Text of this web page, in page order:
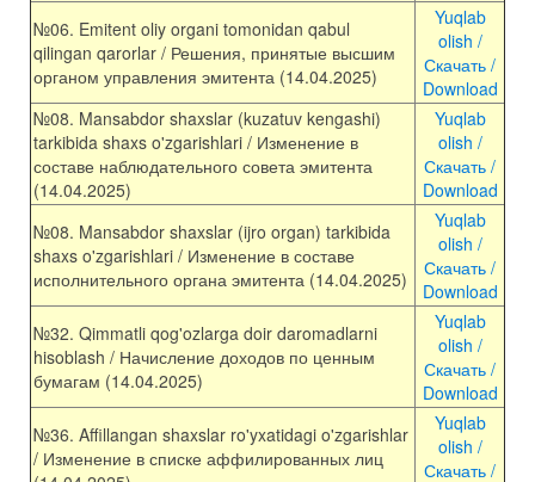
№06. Emitent oliy organi tomonidan qabul
qilingan qarorlar / Решения, принятые высшим
органом управления эмитента (14.04.2025)
Yuqlab
olish /
Скачать /
Download
№08. Mansabdor shaxslar (kuzatuv kengashi)
tarkibida shaxs o'zgarishlari / Изменение в
составе наблюдательного совета эмитента
(14.04.2025)
Yuqlab
olish /
Скачать /
Download
№08. Mansabdor shaxslar (ijro organ) tarkibida
shaxs o'zgarishlari / Изменение в составе
исполнительного органа эмитента (14.04.2025)
Yuqlab
olish /
Скачать /
Download
№32. Qimmatli qog'ozlarga doir daromadlarni
hisoblash / Начисление доходов по ценным
бумагам (14.04.2025)
Yuqlab
olish /
Скачать /
Download
№36. Affillangan shaxslar ro'yxatidagi o'zgarishlar
/ Изменение в списке аффилированных лиц
Yuqlab
olish /
Скачать /